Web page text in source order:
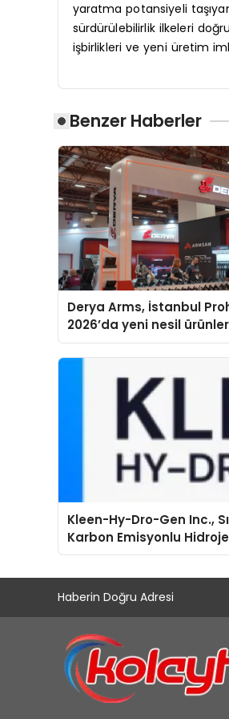
yaratma potansiyeli
sürdürülebilirlik ilkeleri
işbirlikleri ve yeni üretim
Benzer Haberler
Derya Arms, İstanbul
2026’da yeni nesil
global marka vizyonunu
sergiledi
Kleen-Hy-Dro-Gen Inc.,
Karbon Emisyonlu
Isıtma Teknolojisinde
Aldı
Haberin Doğru Adresi